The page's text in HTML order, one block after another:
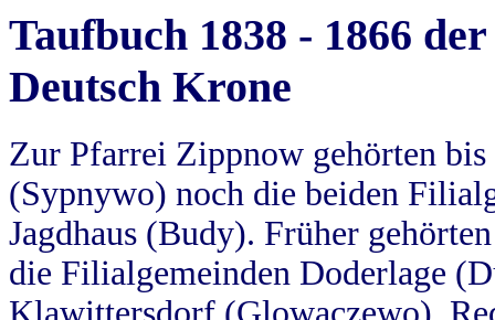
Taufbuch 1838 - 1866
Deutsch Krone
Zur Pfarrei Zippnow gehörten
(Sypnywo) noch die beiden
Jagdhaus (Budy). Früher
die Filialgemeinden Doderlage